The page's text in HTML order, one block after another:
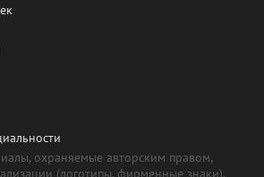
охраняемые авторским правом,
(логотипы, фирменные знаки).